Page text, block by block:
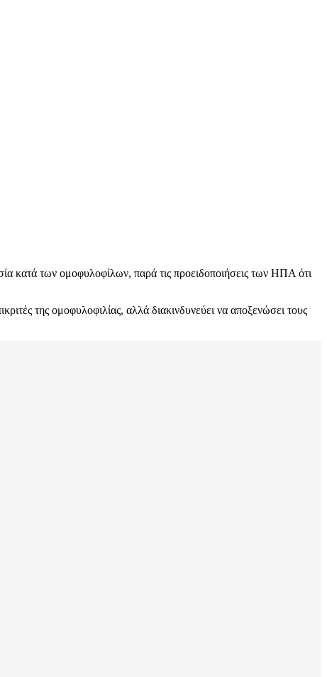
κατά των ομοφυλοφίλων, παρά τις προειδοποιήσεις των ΗΠΑ ότι
της ομοφυλοφιλίας, αλλά διακινδυνεύει να αποξενώσει τους